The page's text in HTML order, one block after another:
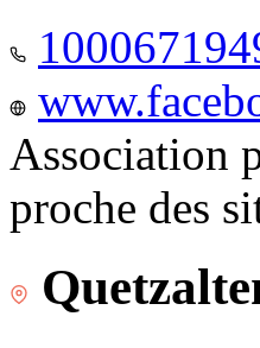
Association
proche des